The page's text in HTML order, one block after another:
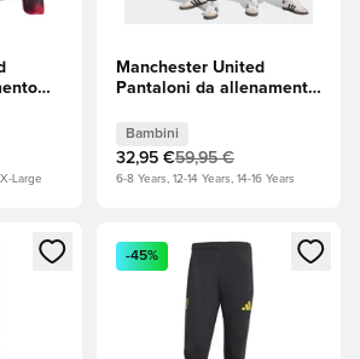
Large
Manchester United
Pantaloni da allenamento
Black/Purple Tint (Viola)
Bambini
Bambini
32,95 €59,95 €
6-8 Years, 12-14 Years, 14-16 Years
per accedere o registrarsi come
Apre una finestra modale
-45%